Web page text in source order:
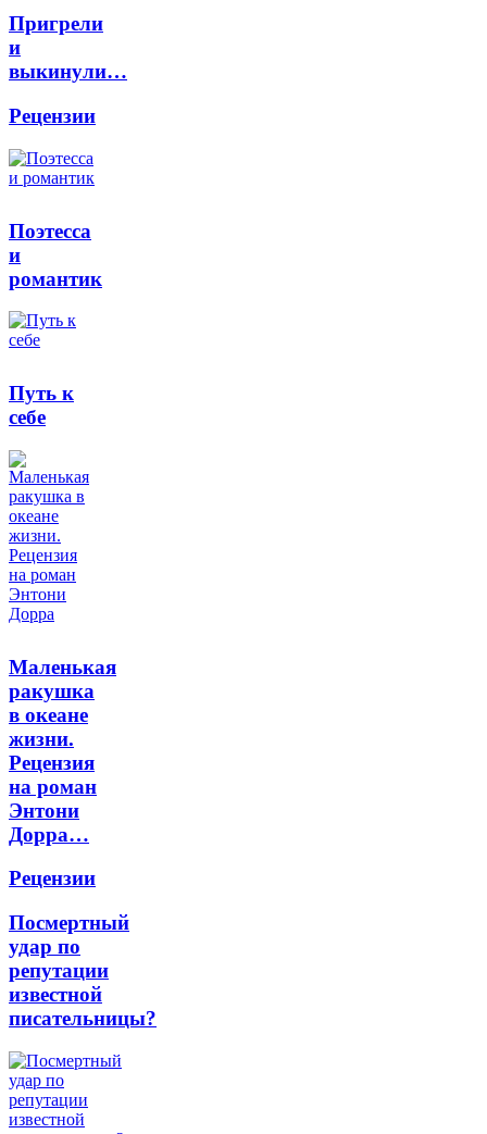
Пригрели
и
выкинули…
Рецензии
Поэтесса
и
романтик
Путь к
себе
Маленькая
ракушка
в океане
жизни.
Рецензия
на роман
Энтони
Дорра…
Рецензии
Посмертный
удар по
репутации
известной
писательницы?